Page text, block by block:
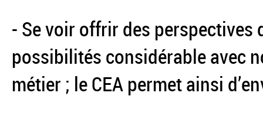
- Se voir offrir des perspectives
possibilités considérable avec
métier ; le CEA permet ainsi